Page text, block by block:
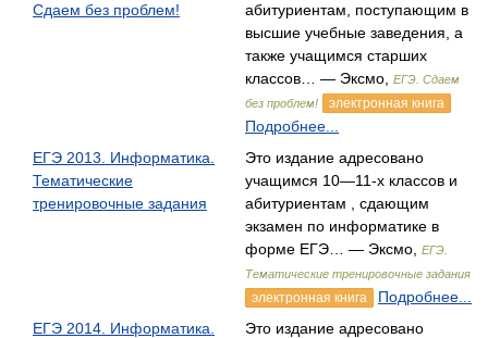
Сдаем без проблем!
абитуриентам, поступающим в
высшие учебные заведения, а
также учащимся старших
классов… — Эксмо,
ЕГЭ. Сдаем
без проблем!
электронная книга
Подробнее...
ЕГЭ 2013. Информатика.
Тематические
тренировочные задания
Это издание адресовано
учащимся 10—11-х классов и
абитуриентам , сдающим
экзамен по информатике в
форме ЕГЭ… — Эксмо,
ЕГЭ.
Тематические тренировочные задания
электронная книга
Подробнее...
ЕГЭ 2014. Информатика.
Это издание адресовано